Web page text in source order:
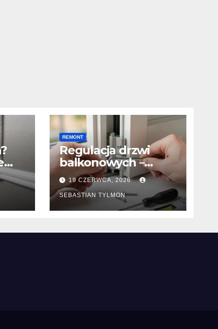
REMONT
Regulacja drzwi
balkonowych –
wykonasz nawet
bez doświadczenia.
19 CZERWCA, 2026
SEBASTIAN TYLMON